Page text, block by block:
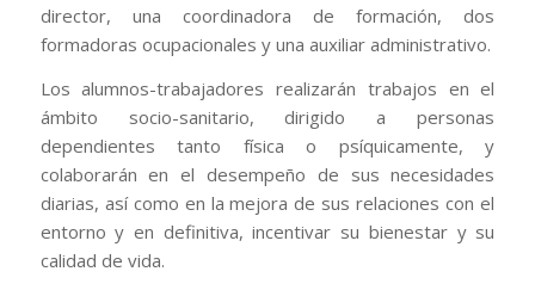
director, una coordinadora de formación, dos
formadoras ocupacionales y una auxiliar administrativo.
Los alumnos-trabajadores realizarán trabajos en el
ámbito socio-sanitario, dirigido a personas
dependientes tanto física o psíquicamente, y
colaborarán en el desempeño de sus necesidades
diarias, así como en la mejora de sus relaciones con el
entorno y en definitiva, incentivar su bienestar y su
calidad de vida.